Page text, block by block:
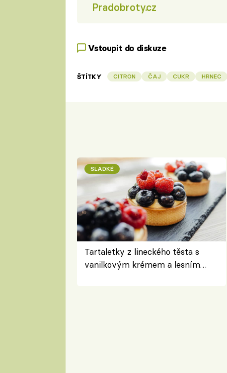
Pradobroty.cz
Vstoupit do diskuze
ŠTÍTKY CITRON ČAJ CUKR HRNEC
SLADKÉ
Tartaletky z lineckého těsta s
vanilkovým krémem a lesním